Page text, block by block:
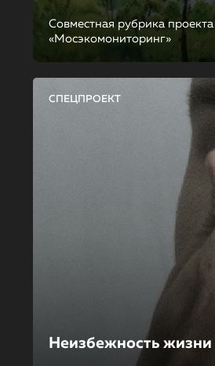
Совместная рубрика
«Мосэкомониторинг»
СПЕЦПРОЕКТ
Неизбежность жизни